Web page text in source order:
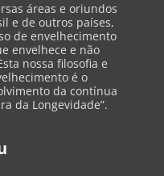
áreas e oriundos
e de outros países,
de envelhecimento
envelhece e não
nossa filosofia e
é o
da contínua
da Longevidade”.